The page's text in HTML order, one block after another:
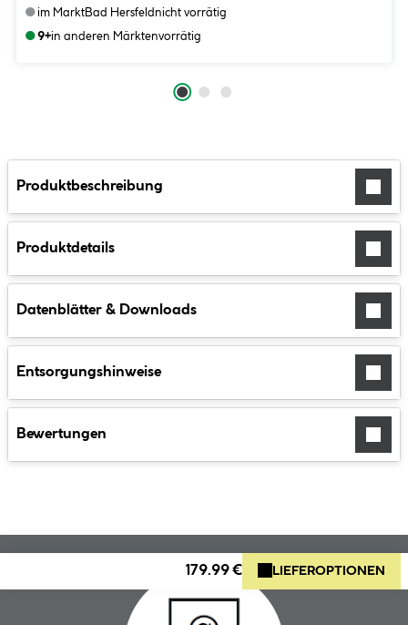
●im MarktBad Hersfeldnicht vorrätig
●9+in anderen Märktenvorrätig
Produktbeschreibung
Produktdetails
Datenblätter & Downloads
Entsorgungshinweise
Bewertungen
179.99 € LIEFEROPTIONEN